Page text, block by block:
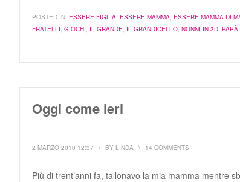
POSTED IN: ESSERE FIGLIA, ESSERE MAMMA, ESSERE MAMMA DI
FRATELLI, GIOCHI, IL GRANDE, IL GRANDICELLO, NONNI IN 3D,
Oggi come ieri
2 MARZO 2010 12:37 \ BY LINDA \ 14 COMMENTS
Più di trent’anni fa, tallonavo la mia mamma mentre